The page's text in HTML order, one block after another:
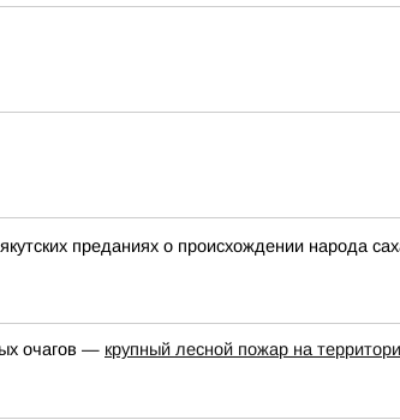
преданиях о происхождении народа
очагов — крупный лесной пожар на